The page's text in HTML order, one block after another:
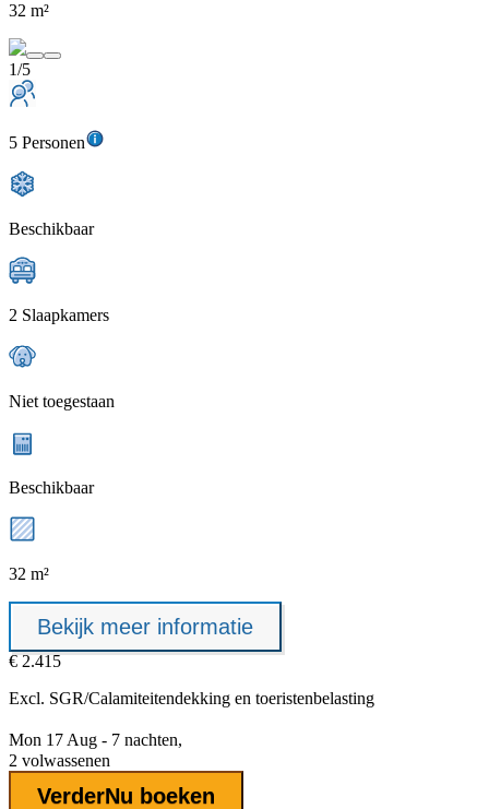
32 m²
1/5
5 Personen
Beschikbaar
2 Slaapkamers
Niet toegestaan
Beschikbaar
32 m²
Bekijk meer informatie
€ 2.415
Excl. SGR/Calamiteitendekking en toeristenbelasting
Mon 17 Aug - 7 nachten,
2 volwassenen
VerderNu boeken